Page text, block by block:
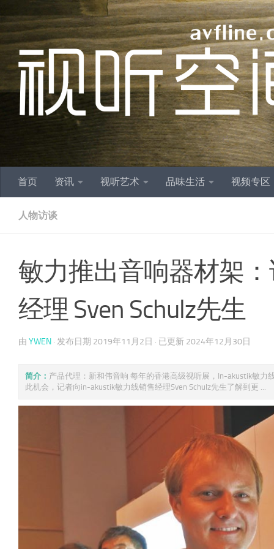
跳至内容
首页 资讯 视听艺术 品味生活 视频专区
人物访谈
敏力推出音响器材架
经理 Sven Schulz先生
由 YWEN · 发布日期 2019年11月2日 · 已更新 2024年12月30日
简介： 产品代理：新和伟音响 每年的香港高级视听展，In-akustik敏
此机会，记者向in-akustik敏力线销售经理Sven Schulz先生了解到更 ...